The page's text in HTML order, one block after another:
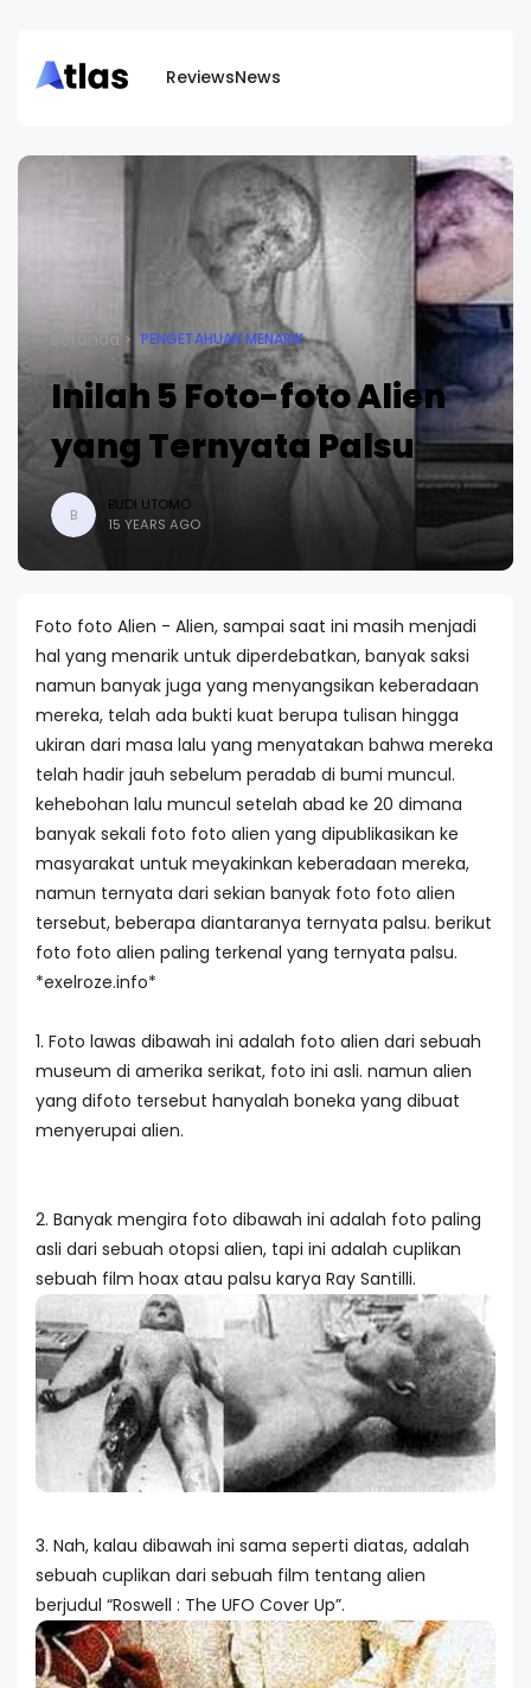
ReviewsNews
Beranda PENGETAHUAN MENARIK
Inilah 5 Foto-foto Alien
yang Ternyata Palsu
B
BUDI UTOMO
15 YEARS AGO
Foto foto Alien - Alien, sampai saat ini masih menjadi
hal yang menarik untuk diperdebatkan, banyak saksi
namun banyak juga yang menyangsikan keberadaan
mereka, telah ada bukti kuat berupa tulisan hingga
ukiran dari masa lalu yang menyatakan bahwa mereka
telah hadir jauh sebelum peradab di bumi muncul.
kehebohan lalu muncul setelah abad ke 20 dimana
banyak sekali foto foto alien yang dipublikasikan ke
masyarakat untuk meyakinkan keberadaan mereka,
namun ternyata dari sekian banyak foto foto alien
tersebut, beberapa diantaranya ternyata palsu. berikut
foto foto alien paling terkenal yang ternyata palsu.
*exelroze.info*
1. Foto lawas dibawah ini adalah foto alien dari sebuah
museum di amerika serikat, foto ini asli. namun alien
yang difoto tersebut hanyalah boneka yang dibuat
menyerupai alien.
2. Banyak mengira foto dibawah ini adalah foto paling
asli dari sebuah otopsi alien, tapi ini adalah cuplikan
sebuah film hoax atau palsu karya Ray Santilli.
3. Nah, kalau dibawah ini sama seperti diatas, adalah
sebuah cuplikan dari sebuah film tentang alien
berjudul “Roswell : The UFO Cover Up”.